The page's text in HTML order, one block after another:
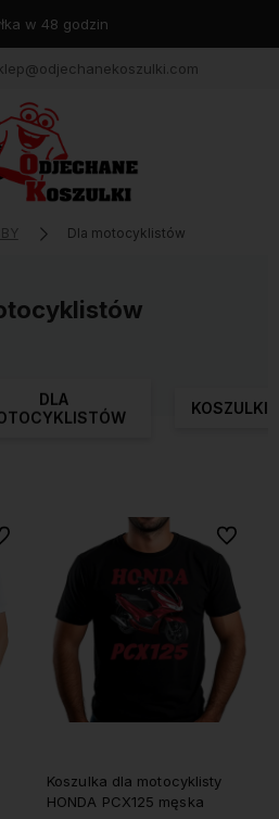
w 48 godzin
Dla motocyklistów
DLA
KOSZULKI
ulubionych
Koszulka dla motocyklisty
HONDA PCX125 męska
Do